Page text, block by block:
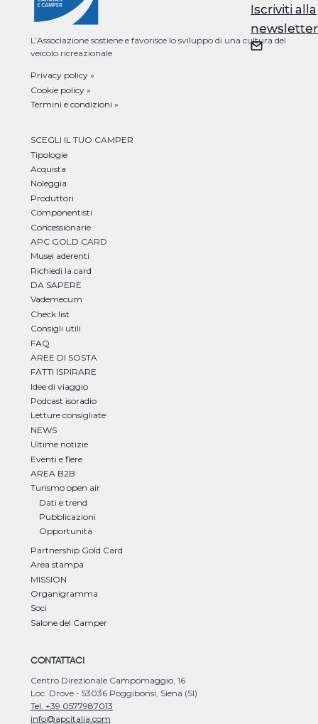
Iscriviti alla
newsletter
L’Associazione sostiene e favorisce lo sviluppo di una cultura del
veicolo ricreazionale
Privacy policy »
Cookie policy »
Termini e condizioni »
SCEGLI IL TUO CAMPER
Tipologie
Acquista
Noleggia
Produttori
Componentisti
Concessionarie
APC GOLD CARD
Musei aderenti
Richiedi la card
DA SAPERE
Vademecum
Check list
Consigli utili
FAQ
AREE DI SOSTA
FATTI ISPIRARE
Idee di viaggio
Podcast isoradio
Letture consigliate
NEWS
Ultime notizie
Eventi e fiere
AREA B2B
Turismo open air
Dati e trend
Pubblicazioni
Opportunità
Partnership Gold Card
Area stampa
MISSION
Organigramma
Soci
Salone del Camper
CONTATTACI
Centro Direzionale Campomaggio, 16
Loc. Drove - 53036 Poggibonsi, Siena (SI)
Tel. +39 0577987013
info@apcitalia.com
Iscriviti alla
newsletter